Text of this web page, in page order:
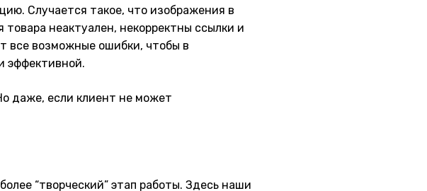
Случается такое, что изображения в
неактуален, некорректны ссылки и
все возможные ошибки, чтобы в
эффективной.
даже, если клиент не может
“творческий” этап работы. Здесь наши